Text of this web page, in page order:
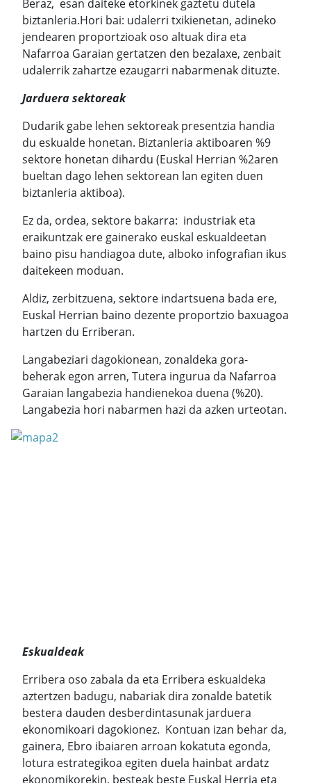
Beraz, esan daiteke etorkinek gaztetu dutela
biztanleria.Hori bai: udalerri txikienetan, adineko
jendearen proportzioak oso altuak dira eta
Nafarroa Garaian gertatzen den bezalaxe, zenbait
udalerrik zahartze ezaugarri nabarmenak dituzte.
Jarduera sektoreak
Dudarik gabe lehen sektoreak presentzia handia
du eskualde honetan. Biztanleria aktiboaren %9
sektore honetan dihardu (Euskal Herrian %2aren
bueltan dago lehen sektorean lan egiten duen
biztanleria aktiboa).
Ez da, ordea, sektore bakarra: industriak eta
eraikuntzak ere gainerako euskal eskualdeetan
baino pisu handiagoa dute, alboko infografian ikus
daitekeen moduan.
Aldiz, zerbitzuena, sektore indartsuena bada ere,
Euskal Herrian baino dezente proportzio baxuagoa
hartzen du Erriberan.
Langabeziari dagokionean, zonaldeka gora-
beherak egon arren, Tutera ingurua da Nafarroa
Garaian langabezia handienekoa duena (%20).
Langabezia hori nabarmen hazi da azken urteotan.
Eskualdeak
Erribera oso zabala da eta Erribera eskualdeka
aztertzen badugu, nabariak dira zonalde batetik
bestera dauden desberdintasunak jarduera
ekonomikoari dagokionez. Kontuan izan behar da,
gainera, Ebro ibaiaren arroan kokatuta egonda,
lotura estrategikoa egiten duela hainbat ardatz
ekonomikorekin, besteak beste Euskal Herria eta